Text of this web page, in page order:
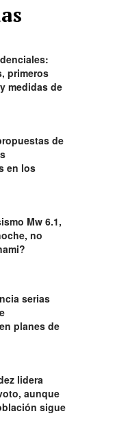
primeros
medidas de
de
en los
Mw 6.1,
no
serias
planes de
lidera
aunque
sigue